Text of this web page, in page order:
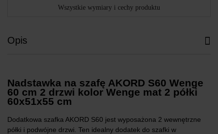
Wszystkie wymiary i cechy produktu
Opis
Nadstawka na szafę AKORD S60 Wenge
60 cm 2 drzwi kolor Wenge mat 2 półki
60x51x55 cm
Dodatkowa szafka AKORD S60 jest wyposażona 2 wewnętrzne
półki i podwójne drzwi. Ten idealny dodatek do szafki w